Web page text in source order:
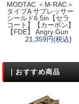
MODTAC ＜M-RAC＞
タイプA サプレッサー
シールド6.5in【セラ
コート】【カーボン】
【FDE】 Angry Gun
21,359円(税込)
｜おすすめ商品